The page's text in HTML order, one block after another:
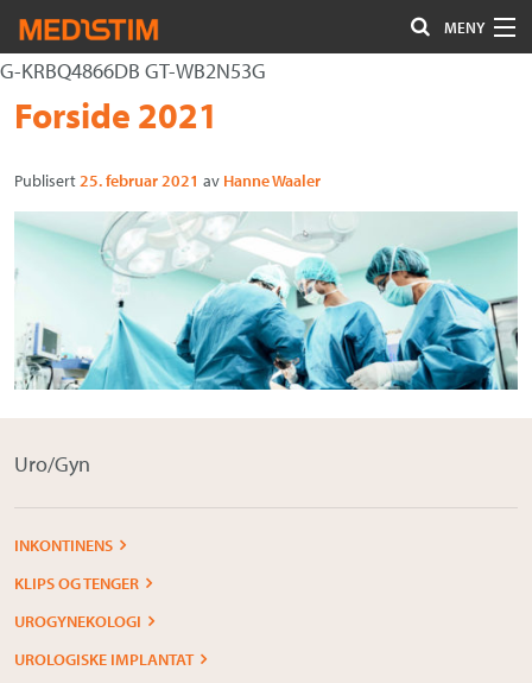
G-KRBQ4866DB GT-WB2N53G
MENY
Hjerte-Kar
Nevrokirurgi
Uro/Gyn
Gastro
Plastisk kirurgi
Øye
Om Medistim
Leverandører
Gå
innholdet
Forstørre
Forside 2021
Publisert25. februar 2021 av Hanne Waaler
Uro/Gyn
INKONTINENS
KLIPS OG TENGER
UROGYNEKOLOGI
UROLOGISKE IMPLANTAT